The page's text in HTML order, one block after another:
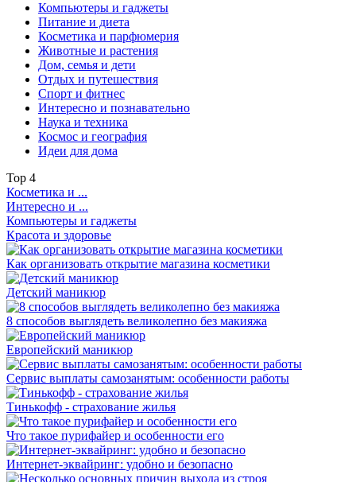
Компьютеры и гаджеты
Питание и диета
Косметика и парфюмерия
Животные и растения
Дом, семья и дети
Отдых и путешествия
Спорт и фитнес
Интересно и познавательно
Наука и техника
Космос и география
Идеи для дома
Top 4
Косметика и ...
Интересно и ...
Компьютеры и гаджеты
Красота и здоровье
Как организовать открытие магазина косметики
Детский маникюр
8 способов выглядеть великолепно без макияжа
Европейский маникюр
Сервис выплаты самозанятым: особенности работы
Тинькофф - страхование жилья
Что такое пурифайер и особенности его
Интернет-эквайринг: удобно и безопасно